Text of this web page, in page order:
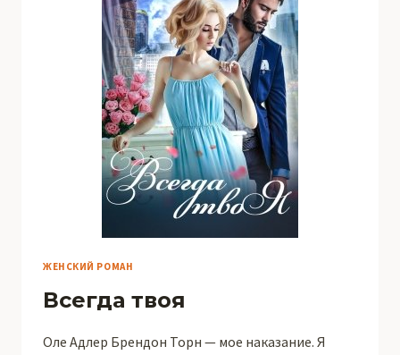
ЖЕНСКИЙ РОМАН
Всегда твоя
Оле Адлер Брендон Торн — мое наказание. Я